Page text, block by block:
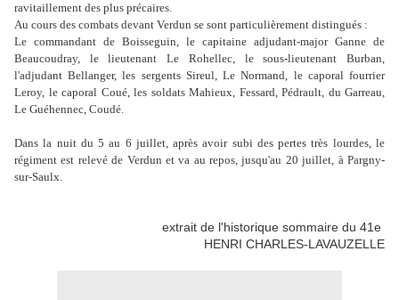
ravitaillement des plus précaires.
Au cours des combats devant Verdun se sont particulièrement distingués :
Le commandant de Boisseguin, le capitaine adjudant-major Ganne de
Beaucoudray, le lieutenant Le Rohellec, le sous-lieutenant Burban,
l'adjudant Bellanger, les sergents Sireul, LeNormand, le caporal fourrier
Leroy, le caporal Coué, les soldats Mahieux, Fessard, Pédrault, du Garreau,
Le Guéhennec, Coudé.
Dans la nuit du 5 au 6 juillet, après avoir subi des pertes très lourdes, le
régiment est relevé de Verdun et va au repos, jusqu'au 20 juillet, à Pargny-
sur-Saulx.
extrait de l'historique sommaire du 41e
HENRI CHARLES-LAVAUZELLE